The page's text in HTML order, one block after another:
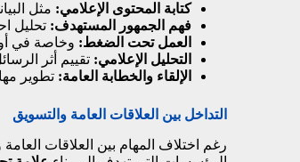
كتابة المحتوى الإعلامي: مثل
فهم الجمهور المستهدف: تحليل
العمل تحت الضغط: وخاصة في
التحليل الإعلامي: تقييم أثر
الإلقاء والخطابة العامة: تطوير
التداخل بين العلاقات العامة والتسويق
رغم اختلاف المهام بين العلاقات